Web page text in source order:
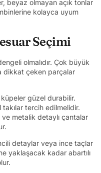
beyaz olmayan açık tonlar
kolayca uyum
Seçimi
olmalıdır. Çok büyük
dikkat çeken parçalar
güzel durabilir.
tercih edilmelidir.
metalik detaylı çantalar
detaylar veya ince taçlar
yaklaşacak kadar abartılı